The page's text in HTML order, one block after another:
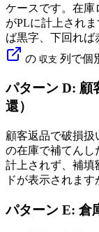
ケースです。在庫
がPLに計上され
ば黒字、下回れば
の 収支 列で個
パターン D: 顧
還）
顧客返品で破損扱
の在庫で補てんし
計上されず、補填
ドが表示されま
パターン E: 倉